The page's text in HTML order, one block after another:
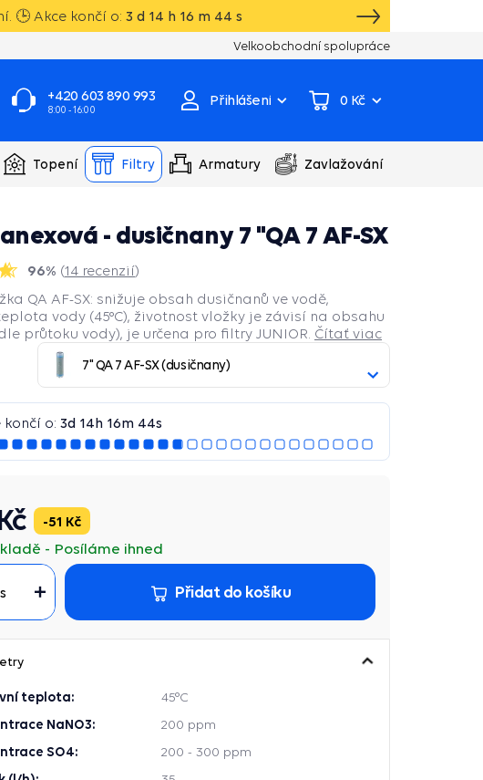
🕒 Akce končí o: 3 d 14 h 16 m 43 s
Vlastní sklad, výroba, servisní centrum
Velkoobchodní spolupráce
+420 603 890 993
8:00 - 16:00
Přihlášení 0 Kč
Topení Filtry Armatury Zavlažování
- dusičnany 7 "QA 7 AF-SX
96% (14 recenzií)
QA AF-SX: snižuje obsah dusičnanů ve vodě,
vody (45°C), životnost vložky je závisí na obsahu
průtoku vody), je určena pro filtry JUNIOR. Čítať viac
7" QA 7 AF-SX (dusičnany)
Posíláme ihned
51 Kč
končí o: 3d 14h 16m 43s
Přidat do košíku
teplota: 45°C
NaNO3: 200 ppm
SO4: 200 - 300 ppm